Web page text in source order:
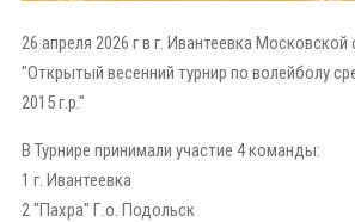
26 апреля 2026 г в г. Ивантеевка
"Открытый весенний турнир по волейболу
2015 г.р."
В Турнире принимали участие 4 команды:
1 г. Ивантеевка
2 "Пахра" Г.о. Подольск